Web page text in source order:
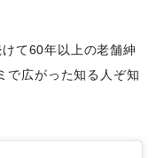
て60年以上の老舗紳
で広がった知る人ぞ知